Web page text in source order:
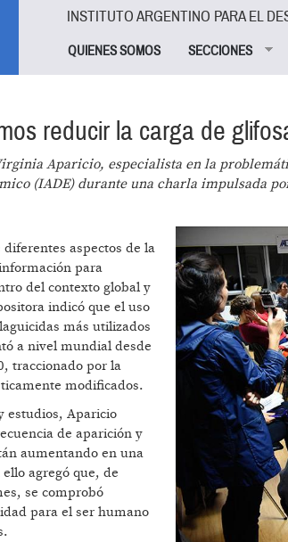
INSTITUTO ARGENTINO PARA EL
QUIENES SOMOS SECCIONES
reducir la carga de
Aparicio, especialista en la
(IADE) durante una charla impulsada
aspectos de la
para
del contexto global y
indicó que el uso
más utilizados
a nivel mundial desde
traccionado por la
modificados.
estudios, Aparicio
de aparición y
aumentando en una
agregó que, de
se comprobó
para el ser humano